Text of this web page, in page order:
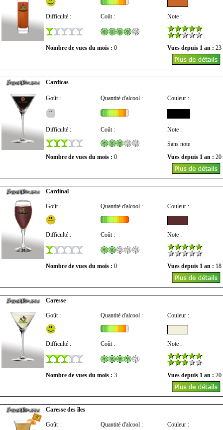
Difficulté : Coût : Note :
Nombre de vues du mois : 0 Vues depuis 1 an : 23
Cardicas
Goût : Quantité d'alcool : Couleur :
Difficulté : Coût : Note :
Sans note
Nombre de vues du mois : 0 Vues depuis 1 an : 20
Cardinal
Goût : Quantité d'alcool : Couleur :
Difficulté : Coût : Note :
Nombre de vues du mois : 0 Vues depuis 1 an : 18
Caresse
Goût : Quantité d'alcool : Couleur :
Difficulté : Coût : Note :
Nombre de vues du mois : 3 Vues depuis 1 an : 20
Caresse des îles
Goût : Quantité d'alcool : Couleur :